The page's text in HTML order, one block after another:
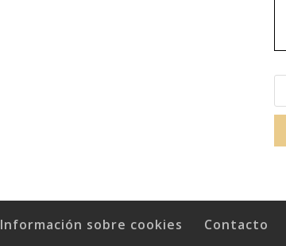
Información sobre cookies Contacto